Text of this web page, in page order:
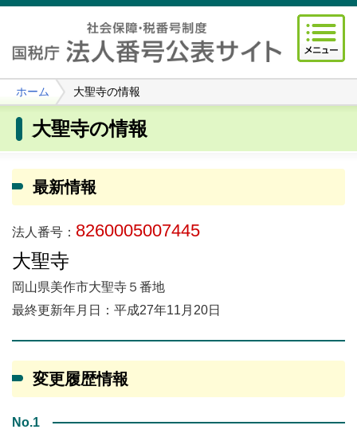
ホーム 大聖寺の情報
大聖寺の情報
最新情報
法人番号： 8260005007445
大聖寺
岡山県美作市大聖寺５番地
最終更新年月日：平成27年11月20日
変更履歴情報
No.1